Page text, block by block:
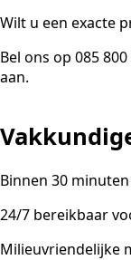
Wilt u een exacte
Bel ons op 085
aan.
Binnen 30
24/7 bereikbaar
Milieuvriendelijke